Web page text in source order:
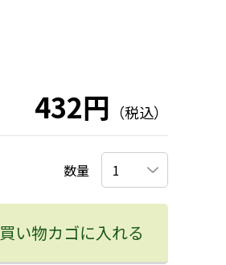
432円 （税込）
数量
買い物カゴに入れる